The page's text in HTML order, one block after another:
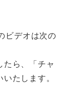
ビデオは次の
ら、「チャ
たします。